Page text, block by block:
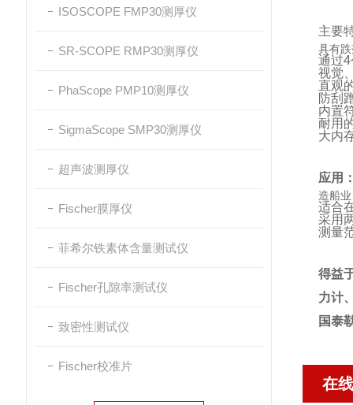
ISOSCOPE FMP30测厚仪
SR-SCOPE RMP30测厚仪
PhaScope PMP10测厚仪
SigmaScope SMP30测厚仪
超声波测厚仪
Fischer膜厚仪
菲希尔铁素体含量测试仪
Fischer孔隙率测试仪
致密性测试仪
Fischer校准片
主要
具有
通过
视觉
直观
防刮
内置
耐用
大内
应用
造船
适合
采用
测量
得益
力计
国泰
在